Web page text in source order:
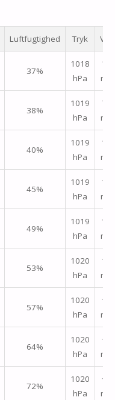
Luftfugtighed Tryk
37%
1018
hPa
↑
m/s
38%
1019
hPa
↑
m/s
40%
1019
hPa
↑
m/s
45%
1019
hPa
↑
m/s
49%
1019
hPa
↑
m/s
53%
1020
hPa
↑
m/s
57%
1020
hPa
↑
m/s
64%
1020
hPa
↑
m/s
72%
1020
hPa
↑
m/s